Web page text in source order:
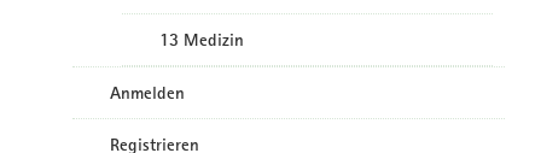
13 Medizin
Anmelden
Registrieren